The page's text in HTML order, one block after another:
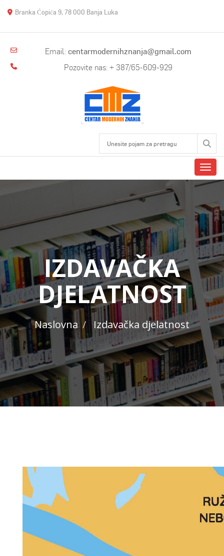
Branka Ćopića 9, 78 000 Banja Luka
Email: centarmodernihznanja@gmail.com
Pozovite nas: + 387/65-609-929
IZDAVAČKA
DJELATNOST
Naslovna Izdavačka djelatnost